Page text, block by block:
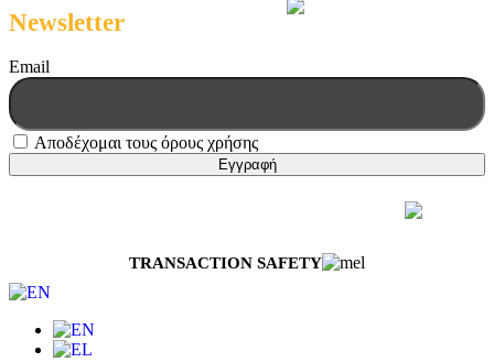
Newsletter
Email
Αποδέχομαι τους όρους χρήσης
TRANSACTION SAFETY